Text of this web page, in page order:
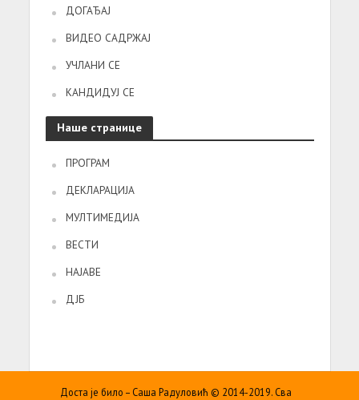
ДОГАЂАЈ
ВИДЕО САДРЖАЈ
УЧЛАНИ СЕ
КАНДИДУЈ СЕ
Наше странице
ПРОГРАМ
ДЕКЛАРАЦИЈА
МУЛТИМЕДИЈА
ВЕСТИ
НАЈАВЕ
ДЈБ
Доста је било – Саша Радуловић © 2014-2019. Сва